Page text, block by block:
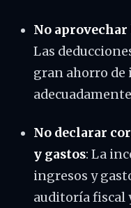
No aprovechar
Las
gran ahorro de
No declarar
y gastos: La
ingresos y
auditoría fiscal